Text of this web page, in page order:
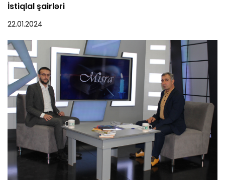
İstiqlal şairləri
22.01.2024